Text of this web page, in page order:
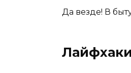
Да везде! В